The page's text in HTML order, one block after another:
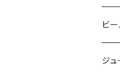
リキ
梅酒
ビ
ジュ